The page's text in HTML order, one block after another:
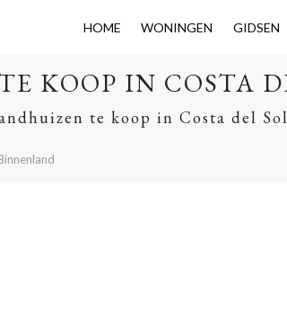
HOME WONINGEN GIDSEN
KOOP IN COSTA
te koop in Costa del